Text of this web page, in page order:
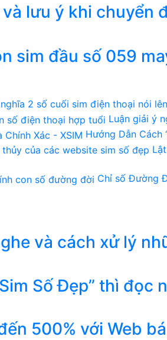
lưu ý khi chuyển
sim đầu số 059
2 số cuối sim điện thoại nói
Luận giải ý
Hướng Dẫn Cách
Chỉ số Đường
và cách xử lý
Số Đẹp” thì đọc
500% với Web